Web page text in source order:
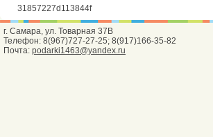
31857227d113844f
г. Самара, ул. Товарная 37В
Телефон: 8(967)727-27-25; 8(917)166-35-82
Почта: podarki1463@yandex.ru